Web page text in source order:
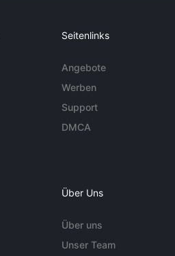
Seitenlinks
Angebote
Werben
Support
DMCA
Über Uns
Über uns
Unser Team